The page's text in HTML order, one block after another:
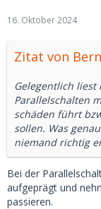
16. Oktober 2024
Zitat von
Gelegentlich liest
Parallelschalten
schäden führt
sollen. Was
niemand richtig
Bei der
aufgeprägt und
passieren.